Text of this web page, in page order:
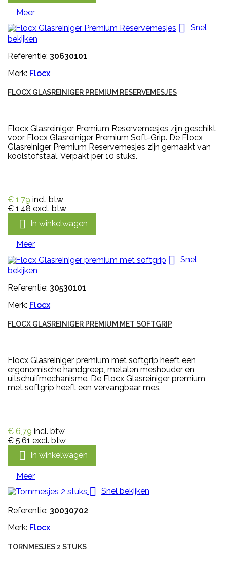
Meer
 Snel
bekijken
Referentie: 30630101
Merk: Flocx
FLOCX GLASREINIGER PREMIUM RESERVEMESJES
Flocx Glasreiniger Premium Reservemesjes zijn geschikt
voor Flocx Glasreiniger Premium Soft-Grip. De Flocx
Glasreiniger Premium Reservemesjes zijn gemaakt van
koolstofstaal. Verpakt per 10 stuks.
€ 1,79 incl. btw
€ 1,48 excl. btw
 In winkelwagen
Meer
 Snel
bekijken
Referentie: 30530101
Merk: Flocx
FLOCX GLASREINIGER PREMIUM MET SOFTGRIP
Flocx Glasreiniger premium met softgrip heeft een
ergonomische handgreep, metalen meshouder en
uitschuifmechanisme. De Flocx Glasreiniger premium
met softgrip heeft een vervangbaar mes.
€ 6,79 incl. btw
€ 5,61 excl. btw
 In winkelwagen
Meer
 Snel bekijken
Referentie: 30030702
Merk: Flocx
TORNMESJES 2 STUKS